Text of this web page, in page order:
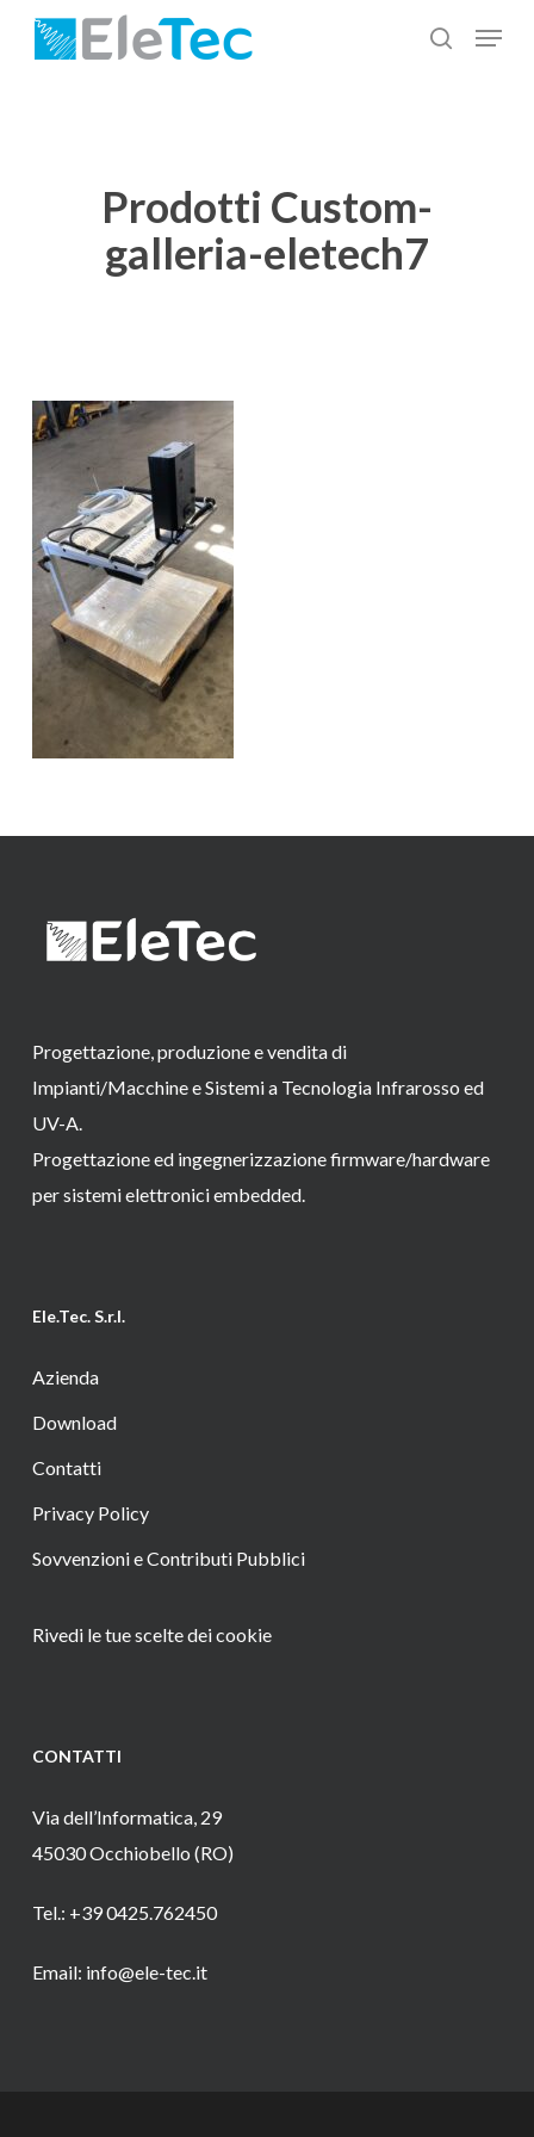
Salta
cerca
Menu
Prodotti Custom-
galleria-eletech7
Progettazione, produzione e vendita di
Impianti/Macchine e Sistemi a Tecnologia Infrarosso ed
UV-A.
Progettazione ed ingegnerizzazione firmware/hardware
per sistemi elettronici embedded.
Ele.Tec. S.r.l.
Azienda
Download
Contatti
Privacy Policy
Sovvenzioni e Contributi Pubblici
Rivedi le tue scelte dei cookie
CONTATTI
Via dell’Informatica, 29
45030 Occhiobello (RO)
Tel.: +39 0425.762450
Email: info@ele-tec.it